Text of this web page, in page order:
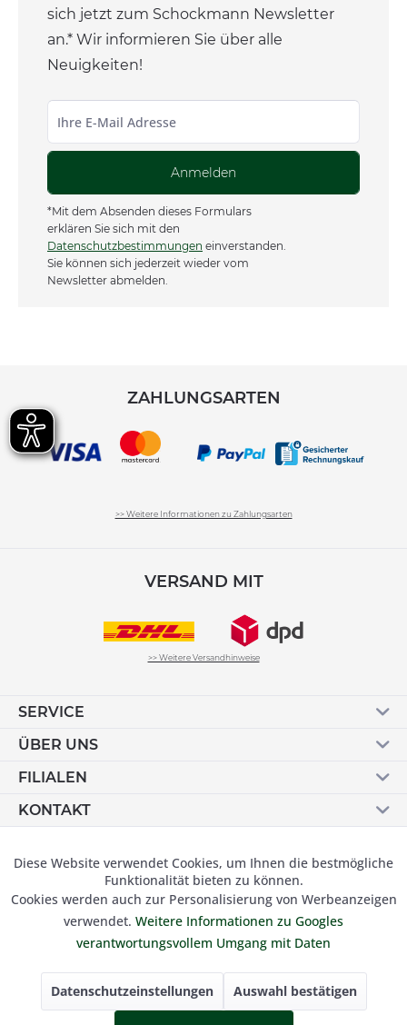
sich jetzt zum Schockmann Newsletter
an.* Wir informieren Sie über alle
Neuigkeiten!
Anmelden
*Mit dem Absenden dieses Formulars
erklären Sie sich mit den
Datenschutzbestimmungen einverstanden.
Sie können sich jederzeit wieder vom
Newsletter abmelden.
ZAHLUNGSARTEN
>> Weitere Informationen zu Zahlungsarten
VERSAND MIT
>> Weitere Versandhinweise
SERVICE
ÜBER UNS
FILIALEN
KONTAKT
© 2019 Besser Gehen Schockmann GmbH. Alle Preise inkl.
der gesetzl. MwSt und zzgl.Versandkosten.
Funktionale Aktiv
Marketing Inaktiv
Tracking Inaktiv
Diese Website verwendet Cookies, um Ihnen die bestmögliche
Funktionalität bieten zu können.
Cookies werden auch zur Personalisierung von Werbeanzeigen
verwendet. Weitere Informationen zu Googles
verantwortungsvollem Umgang mit Daten
Datenschutzeinstellungen Auswahl bestätigen